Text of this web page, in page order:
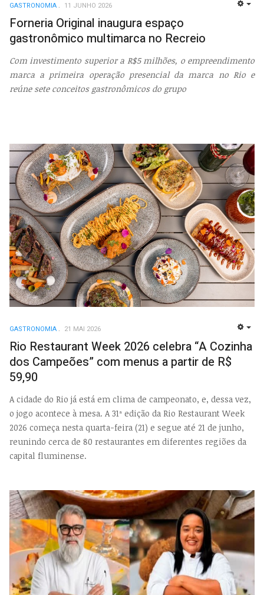
GASTRONOMIA 11 JUNHO 2026
Forneria Original inaugura espaço
gastronômico multimarca no Recreio
Com investimento superior a R$5 milhões, o empreendimento
marca a primeira operação presencial da marca no Rio e
reúne sete conceitos gastronômicos do grupo
GASTRONOMIA 21 MAI 2026
Rio Restaurant Week 2026 celebra “A Cozinha
dos Campeões” com menus a partir de R$
59,90
A cidade do Rio já está em clima de campeonato, e, dessa vez,
o jogo acontece à mesa. A 31ª edição da Rio Restaurant Week
2026 começa nesta quarta-feira (21) e segue até 21 de junho,
reunindo cerca de 80 restaurantes em diferentes regiões da
capital fluminense.